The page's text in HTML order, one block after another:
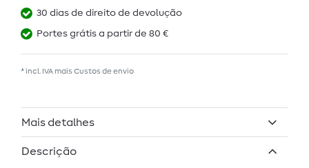
30 dias de direito de devolução
Portes grátis a partir de 80 €
* incl. IVA mais Custos de envio
Mais detalhes
Descrição